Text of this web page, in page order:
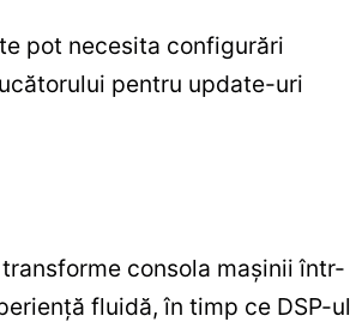
pot necesita configurări
pentru update-uri
consola mașinii într-
fluidă, în timp ce DSP-ul